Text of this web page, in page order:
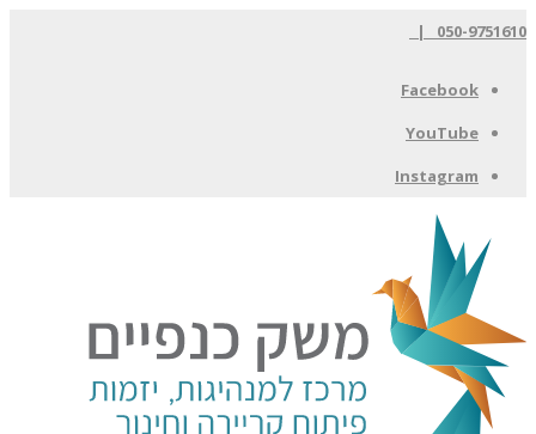
050-9751610 |
Facebook
YouTube
Instagram